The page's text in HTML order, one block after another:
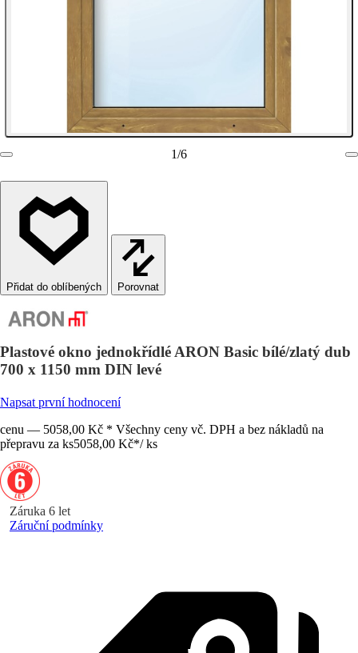
1/6
Porovnat
Plastové okno jednokřídlé ARON Basic bílé/zlatý dub
700 x 1150 mm DIN levé
Napsat první hodnocení
cenu — 5058,00 Kč * Všechny ceny vč. DPH a bez nákladů na
přepravu za ks5058,00 Kč*/ ks
Záruka 6 let
Záruční podmínky